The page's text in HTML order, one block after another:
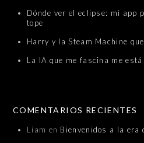
Dónde ver el eclipse: mi app
tope
Harry y la Steam Machine
La IA que me fascina me
COMENTARIOS RECIENTES
Liam en Bienvenidos a la era